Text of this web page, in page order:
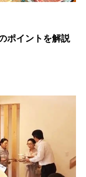
ポイントを解説